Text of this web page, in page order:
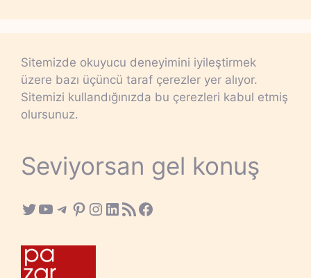
Sitemizde okuyucu deneyimini iyileştirmek
üzere bazı üçüncü taraf çerezler yer alıyor.
Sitemizi kullandığınızda bu çerezleri kabul etmiş
olursunuz.
Seviyorsan gel konuş
Twitter
YouTube
Telegram
Pinterest
Instagram
LinkedIn
RSS FeedFacebook